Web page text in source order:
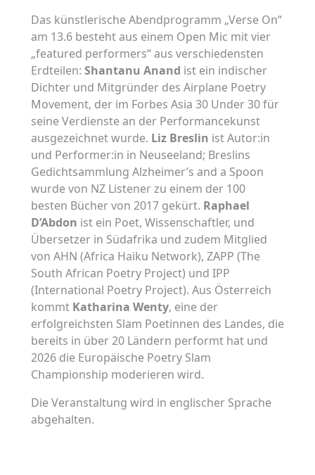
Das künstlerische Abendprogramm „Verse On“
am 13.6 besteht aus einem Open Mic mit vier
„featured performers“ aus verschiedensten
Erdteilen: Shantanu Anand ist ein indischer
Dichter und Mitgründer des Airplane Poetry
Movement, der im Forbes Asia 30 Under 30 für
seine Verdienste an der Performancekunst
ausgezeichnet wurde. Liz Breslin ist Autor:in
und Performer:in in Neuseeland; Breslins
Gedichtsammlung Alzheimer’s and a Spoon
wurde von NZ Listener zu einem der 100
besten Bücher von 2017 gekürt. Raphael
D’Abdon ist ein Poet, Wissenschaftler, und
Übersetzer in Südafrika und zudem Mitglied
von AHN (Africa Haiku Network), ZAPP (The
South African Poetry Project) und IPP
(International Poetry Project). Aus Österreich
kommt Katharina Wenty, eine der
erfolgreichsten Slam Poetinnen des Landes, die
bereits in über 20 Ländern performt hat und
2026 die Europäische Poetry Slam
Championship moderieren wird.
Die Veranstaltung wird in englischer Sprache
abgehalten.